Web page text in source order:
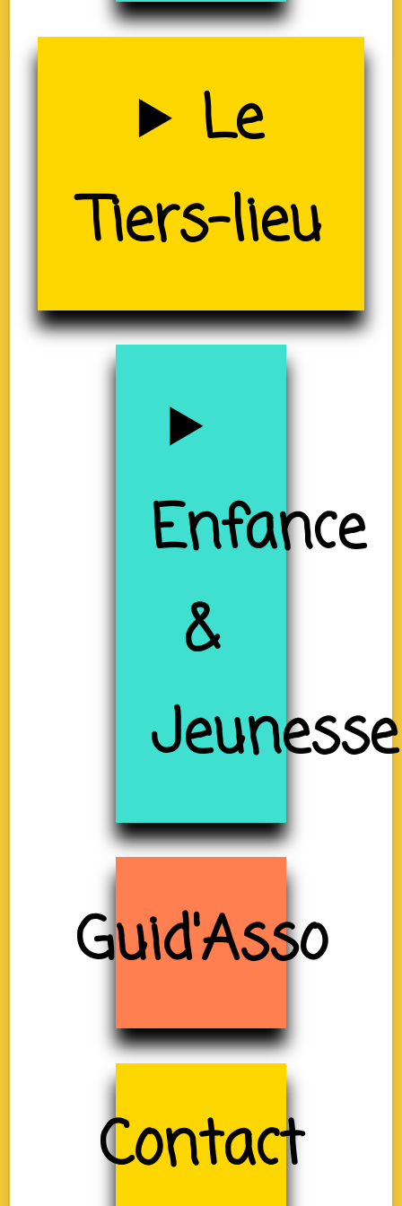
Uzerche
(19)
Le
Tiers-lieu
Enfance
&
Jeunesse
Guid'Asso
Contact